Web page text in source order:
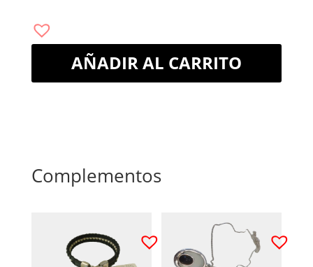
AÑADIR AL CARRITO
Complementos